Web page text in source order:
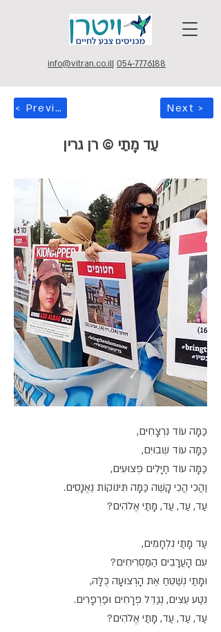
info@vitran.co.il| 054-7776188
< Previous Next >
עַד מָתַי © רן גרין
כַּמָּה עוֹד נִרְצָחִים,
כַּמָּה עוֹד שְׁבוּיִם,
כַּמָּה עוֹד חַיָּלִים פְּצוּעִים,
וַהֲכִי הֲכִי קָשֶׁה כַּמָּה תִּינוֹקוֹת נֶאֱנָסִים.
עַד, עַד, עַד, מָתַי אֱלֹהִים?
עַד מָתַי נִלְחָמִים,
עִם הָעֲרָבִים הַמַּסְרִיחִים?
וּמָתַי נְשַׁטֵּחַ אֶת הָרְצוּעָה כֻּלָּהּ,
נִטַּע עֵצִים, נְגַדֵּל פְּרָחִים וּפַרְפָּרִים.
עַד, עַד, עַד, מָתַי אֱלֹהִים?